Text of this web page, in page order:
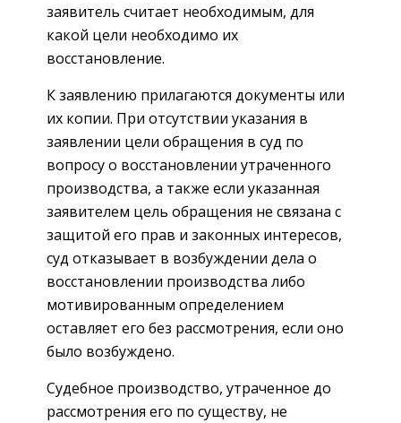
заявитель считает необходимым, для
какой цели необходимо их
восстановление.
К заявлению прилагаются документы или
их копии. При отсутствии указания в
заявлении цели обращения в суд по
вопросу о восстановлении утраченного
производства, а также если указанная
заявителем цель обращения не связана с
защитой его прав и законных интересов,
суд отказывает в возбуждении дела о
восстановлении производства либо
мотивированным определением
оставляет его без рассмотрения, если оно
было возбуждено.
Судебное производство, утраченное до
рассмотрения его по существу, не